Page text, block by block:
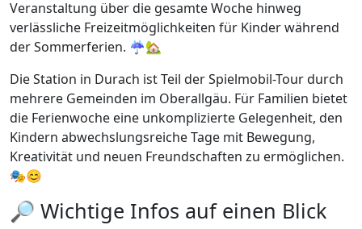
Veranstaltung über die gesamte Woche hinweg
verlässliche Freizeitmöglichkeiten für Kinder während
der Sommerferien. ☔🏡
Die Station in Durach ist Teil der Spielmobil-Tour durch
mehrere Gemeinden im Oberallgäu. Für Familien bietet
die Ferienwoche eine unkomplizierte Gelegenheit, den
Kindern abwechslungsreiche Tage mit Bewegung,
Kreativität und neuen Freundschaften zu ermöglichen.
🎭😊
🔎 Wichtige Infos auf einen Blick